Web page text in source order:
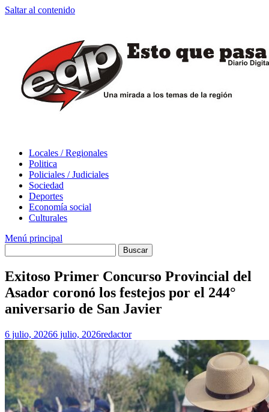
Saltar al contenido
Locales / Regionales
Politica
Policiales / Judiciales
Sociedad
Deportes
Economía social
Culturales
Menú principal
Exitoso Primer Concurso Provincial del
Asador coronó los festejos por el 244°
aniversario de San Javier
6 julio, 20266 julio, 2026redactor